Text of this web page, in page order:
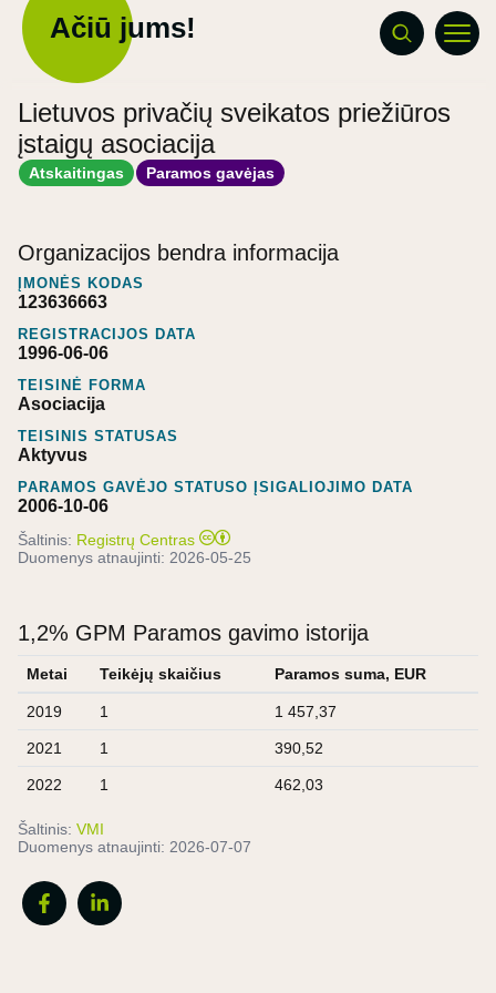
Ačiū jums!
Lietuvos privačių sveikatos priežiūros
įstaigų asociacija
Atskaitingas Paramos gavėjas
Organizacijos bendra informacija
ĮMONĖS KODAS
123636663
REGISTRACIJOS DATA
1996-06-06
TEISINĖ FORMA
Asociacija
TEISINIS STATUSAS
Aktyvus
PARAMOS GAVĖJO STATUSO ĮSIGALIOJIMO DATA
2006-10-06
Šaltinis: Registrų Centras
Duomenys atnaujinti: 2026-05-25
1,2% GPM Paramos gavimo istorija
Metai Teikėjų skaičius Paramos suma, EUR
2019 1 1 457,37
2021 1 390,52
2022 1 462,03
Šaltinis: VMI
Duomenys atnaujinti: 2026-07-07